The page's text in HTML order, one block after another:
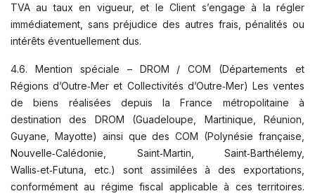
TVA au taux en vigueur, et le Client s’engage à la régler
immédiatement, sans préjudice des autres frais, pénalités ou
intérêts éventuellement dus.
4.6. Mention spéciale – DROM / COM (Départements et
Régions d’Outre‑Mer et Collectivités d’Outre‑Mer) Les ventes
de biens réalisées depuis la France métropolitaine à
destination des DROM (Guadeloupe, Martinique, Réunion,
Guyane, Mayotte) ainsi que des COM (Polynésie française,
Nouvelle‑Calédonie, Saint‑Martin, Saint‑Barthélemy,
Wallis‑et‑Futuna, etc.) sont assimilées à des exportations,
conformément au régime fiscal applicable à ces territoires.